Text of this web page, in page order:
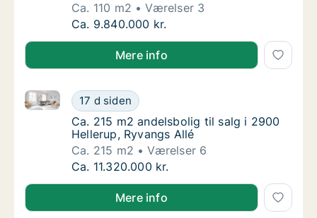
Ca. 110 m2
Værelser 3
Ca. 110 m2 andelsbolig til salg på 1900
Ca. 9.840.000 kr.
Mere info
Ca. 215 m2 andelsbolig til salg i 2900
17 d siden
Ca. 215 m2 andelsbolig til salg i 2900 Hellerup,
Ca. 215 m2 andelsbolig til salg i 2900
Ca. 215 m2 andelsbolig til salg i 2900
Hellerup, Ryvangs Allé
Ca. 215 m2
Værelser 6
Ca. 215 m2 andelsbolig til salg i 2900
Ca. 11.320.000 kr.
Mere info